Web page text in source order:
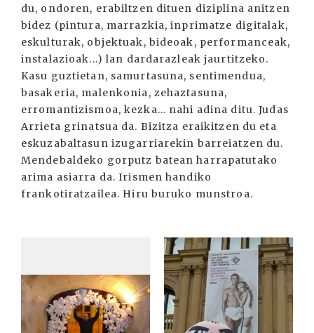
du, ondoren, erabiltzen dituen diziplina anitzen
bidez (pintura, marrazkia, inprimatze digitalak,
eskulturak, objektuak, bideoak, performanceak,
instalazioak...) lan dardarazleak jaurtitzeko.
Kasu guztietan, samurtasuna, sentimendua,
basakeria, malenkonia, zehaztasuna,
erromantizismoa, kezka... nahi adina ditu. Judas
Arrieta grinatsua da. Bizitza eraikitzen du eta
eskuzabaltasun izugarriarekin barreiatzen du.
Mendebaldeko gorputz batean harrapatutako
arima asiarra da. Irismen handiko
frankotiratzailea. Hiru buruko munstroa.